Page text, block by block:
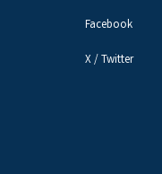
Facebook
X / Twitter